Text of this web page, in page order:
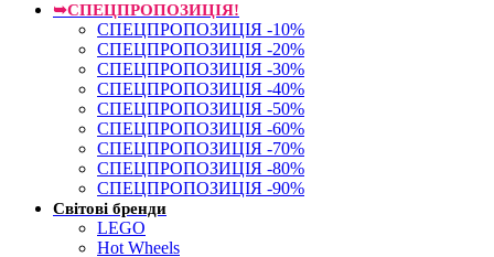
➥СПЕЦПРОПОЗИЦІЯ!
СПЕЦПРОПОЗИЦІЯ -10%
СПЕЦПРОПОЗИЦІЯ -20%
СПЕЦПРОПОЗИЦІЯ -30%
СПЕЦПРОПОЗИЦІЯ -40%
СПЕЦПРОПОЗИЦІЯ -50%
СПЕЦПРОПОЗИЦІЯ -60%
СПЕЦПРОПОЗИЦІЯ -70%
СПЕЦПРОПОЗИЦІЯ -80%
СПЕЦПРОПОЗИЦІЯ -90%
Світові бренди
LEGO
Hot Wheels